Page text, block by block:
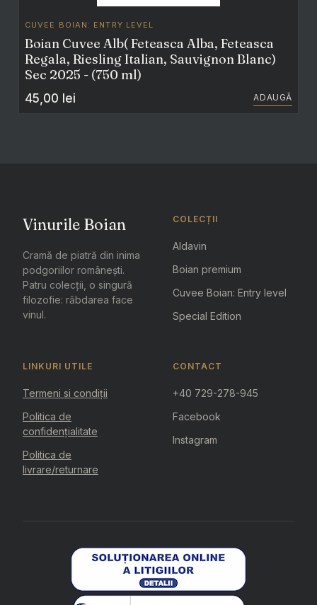
CUVEE BOIAN: ENTRY LEVEL
Boian Cuvee Alb( Feteasca Alba, Feteasca
Regala, Riesling Italian, Sauvignon Blanc)
Sec 2025 - (750 ml)
45,00 lei ADAUGĂ
Vinurile Boian
Cramă de piatră din inima
podgoriilor românești.
Patru colecții, o singură
filozofie: răbdarea face
vinul.
COLECȚII
Aldavin
Boian premium
Cuvee Boian: Entry level
Special Edition
LINKURI UTILE
Termeni si condiții
Politica de
confidențialitate
Politica de
livrare/returnare
CONTACT
+40 729-278-945
Facebook
Instagram